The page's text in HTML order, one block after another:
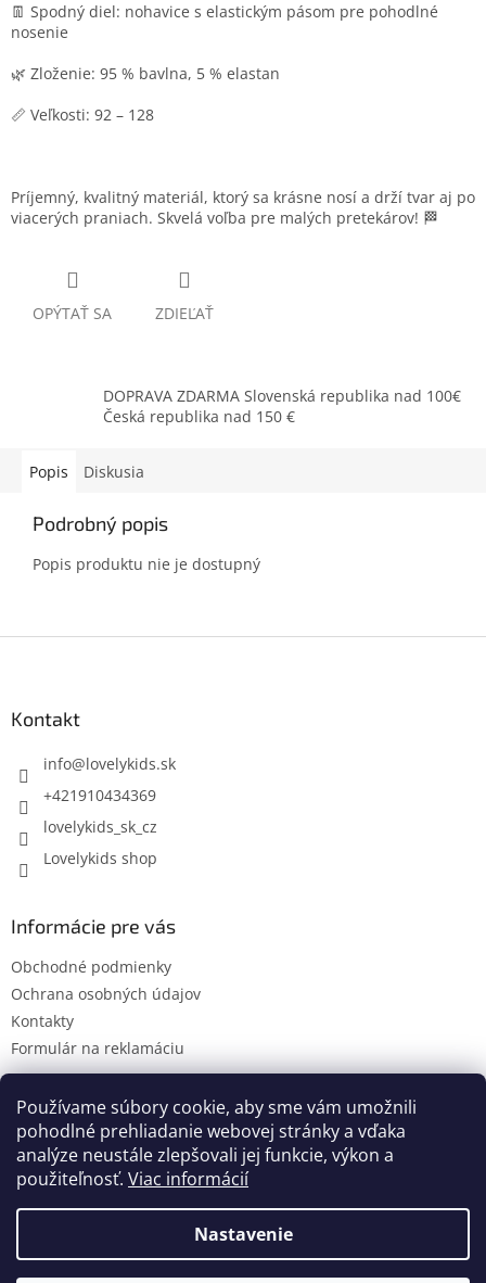
Používame súbory cookie, aby sme vám umožnili
pohodlné prehliadanie webovej stránky a vďaka
analýze neustále zlepšovali jej funkcie, výkon a
použiteľnosť. Viac informácií
Nastavenie
👖 Spodný diel: nohavice s elastickým pásom pre pohodlné
nosenie
🌿 Zloženie: 95 % bavlna, 5 % elastan
📏 Veľkosti: 92 – 128
Príjemný, kvalitný materiál, ktorý sa krásne nosí a drží tvar aj po
viacerých praniach. Skvelá voľba pre malých pretekárov! 🏁
OPÝTAŤ SA ZDIEĽAŤ
DOPRAVA ZDARMA Slovenská republika nad 100€
Česká republika nad 150 €
Popis Diskusia
Podrobný popis
Popis produktu nie je dostupný
Kontakt
info@lovelykids.sk
+421910434369
lovelykids_sk_cz
Lovelykids shop
Informácie pre vás
Obchodné podmienky
Ochrana osobných údajov
Kontakty
Formulár na reklamáciu
Kontakty Novinky
Vytvoril Shoptet